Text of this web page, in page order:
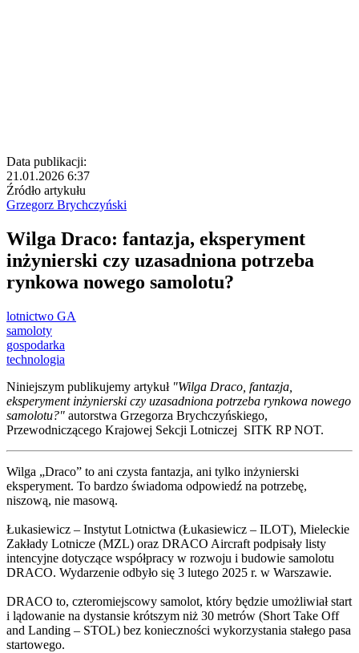
Data publikacji:
21.01.2026 6:37
Źródło artykułu
Grzegorz Brychczyński
Wilga Draco: fantazja, eksperyment
inżynierski czy uzasadniona potrzeba
rynkowa nowego samolotu?
lotnictwo GA
samoloty
gospodarka
technologia
Niniejszym publikujemy artykuł "Wilga Draco, fantazja,
eksperyment inżynierski czy uzasadniona potrzeba rynkowa nowego
samolotu?" autorstwa Grzegorza Brychczyńskiego,
Przewodniczącego Krajowej Sekcji Lotniczej SITK RP NOT.
Wilga „Draco” to ani czysta fantazja, ani tylko inżynierski
eksperyment. To bardzo świadoma odpowiedź na potrzebę,
niszową, nie masową.
Łukasiewicz – Instytut Lotnictwa (Łukasiewicz – ILOT), Mieleckie
Zakłady Lotnicze (MZL) oraz DRACO Aircraft podpisały listy
intencyjne dotyczące współpracy w rozwoju i budowie samolotu
DRACO. Wydarzenie odbyło się 3 lutego 2025 r. w Warszawie.
DRACO to, czteromiejscowy samolot, który będzie umożliwiał start
i lądowanie na dystansie krótszym niż 30 metrów (Short Take Off
and Landing – STOL) bez konieczności wykorzystania stałego pasa
startowego.